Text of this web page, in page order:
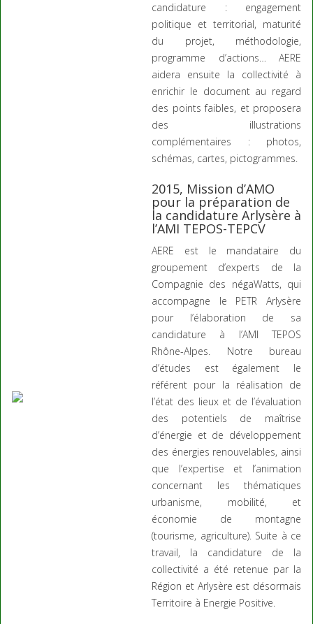
candidature : engagement
politique et territorial, maturité
du projet, méthodologie,
programme d’actions… AERE
aidera ensuite la collectivité à
enrichir le document au regard
des points faibles, et proposera
des illustrations
complémentaires : photos,
schémas, cartes, pictogrammes.
2015, Mission d’AMO
pour la préparation de
la candidature Arlysère à
l’AMI TEPOS-TEPCV
AERE est le mandataire du
groupement d’experts de la
Compagnie des négaWatts, qui
accompagne le PETR Arlysère
pour l’élaboration de sa
candidature à l’AMI TEPOS
Rhône-Alpes. Notre bureau
d’études est également le
référent pour la réalisation de
l’état des lieux et de l’évaluation
des potentiels de maîtrise
d’énergie et de développement
des énergies renouvelables, ainsi
que l’expertise et l’animation
concernant les thématiques
urbanisme, mobilité, et
économie de montagne
(tourisme, agriculture). Suite à ce
travail, la candidature de la
collectivité a été retenue par la
Région et Arlysère est désormais
Territoire à Energie Positive.